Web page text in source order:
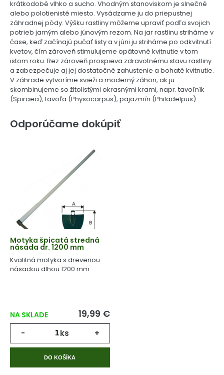
krátkodobé vlhko a sucho. Vhodným stanoviskom je slnečné
alebo polotienisté miesto. Vysádzame ju do priepustnej
záhradnej pôdy. Výšku rastliny môžeme upraviť podľa svojich
potrieb jarným alebo júnovým rezom. Na jar rastlinu striháme v
čase, keď začínajú pučať listy a v júni ju striháme po odkvitnutí
kvetov, čím zároveň stimulujeme opätovné kvitnutie v tom
istom roku. Rez zároveň prospieva zdravotnému stavu rastliny
a zabezpečuje aj jej dostatočné zahustenie a bohaté kvitnutie.
V záhrade vytvoríme svieži a moderný záhon, ak ju
skombinujeme so žltolistými okrasnými krami, napr. tavoľník
(Spiraea), tavoľa (Physocarpus), pajazmín (Philadelpus).
Odporúčame dokúpiť
Motyka špicatá stredná
násada dr. 1200 mm
Kvalitná motyka s drevenou
násadou dlhou 1200 mm.
NA SKLADE 19,99 €
- ks +
DO KOŠÍKA